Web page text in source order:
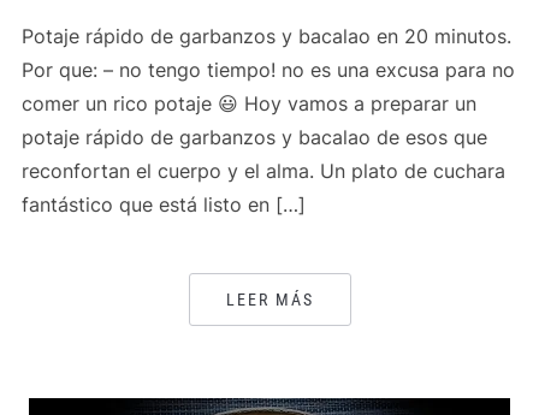
Potaje rápido de garbanzos y bacalao en 20 minutos.
Por que: – no tengo tiempo! no es una excusa para no
comer un rico potaje 😃 Hoy vamos a preparar un
potaje rápido de garbanzos y bacalao de esos que
reconfortan el cuerpo y el alma. Un plato de cuchara
fantástico que está listo en […]
LEER MÁS